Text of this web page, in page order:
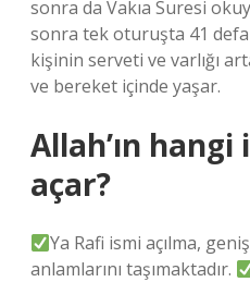
sonra da Vakıa Suresi
sonra tek oturuşta 41 defa
kişinin serveti ve varlığı
ve bereket içinde yaşar.
Allah’ın
açar?
Ya Rafi ismi açılma,
anlamlarını taşımaktadır.